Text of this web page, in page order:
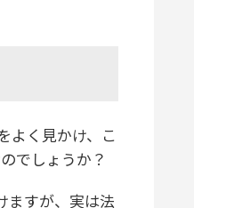
よく見かけ、こ
でしょうか？
ますが、実は法